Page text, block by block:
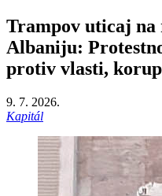
Trampov uticaj
Albaniju:
protiv vlasti,
9. 7. 2026.
Kapitál